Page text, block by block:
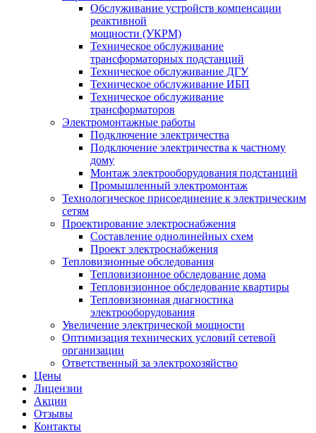
Обслуживание устройств компенсации
реактивной
мощности (УКРМ)
Техническое обслуживание
трансформаторных подстанций
Техническое обслуживание ДГУ
Техническое обслуживание ИБП
Техническое обслуживание
трансформаторов
Электромонтажные работы
Подключение электричества
Подключение электричества к частному
дому
Монтаж электрооборудования подстанций
Промышленный электромонтаж
Технологическое присоединение к электрическим
сетям
Проектирование электроснабжения
Составление однолинейных схем
Проект электроснабжения
Тепловизионные обследования
Тепловизионное обследование дома
Тепловизионное обследование квартиры
Тепловизионная диагностика
электрооборудования
Увеличение электрической мощности
Оптимизация технических условий сетевой
организации
Ответственный за электрохозяйство
Цены
Лицензии
Акции
Отзывы
Контакты